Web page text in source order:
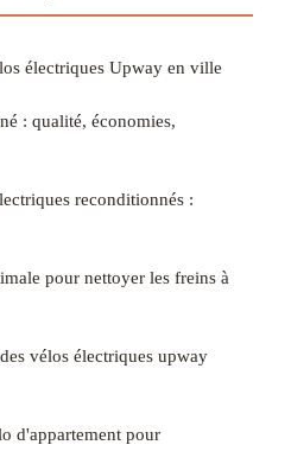
électriques Upway en ville
: qualité, économies,
reconditionnés :
pour nettoyer les freins à
vélos électriques upway
d'appartement pour